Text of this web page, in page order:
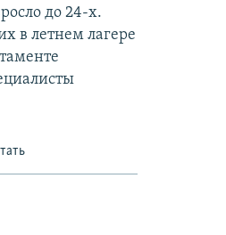
до 24-х.
в летнем лагере